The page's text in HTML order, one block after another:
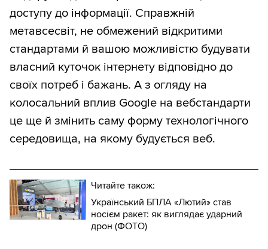
доступу до інформації. Справжній
метавсесвіт, не обмежений відкритими
стандартами й вашою можливістю будувати
власний куточок інтернету відповідно до
своїх потреб і бажань. А з огляду на
колосальний вплив Google на вебстандарти
це ще й змінить саму форму технологічного
середовища, на якому будується веб.
Читайте також:
Український БПЛА «Лютий» став
носієм ракет: як виглядає ударний
дрон (ФОТО)